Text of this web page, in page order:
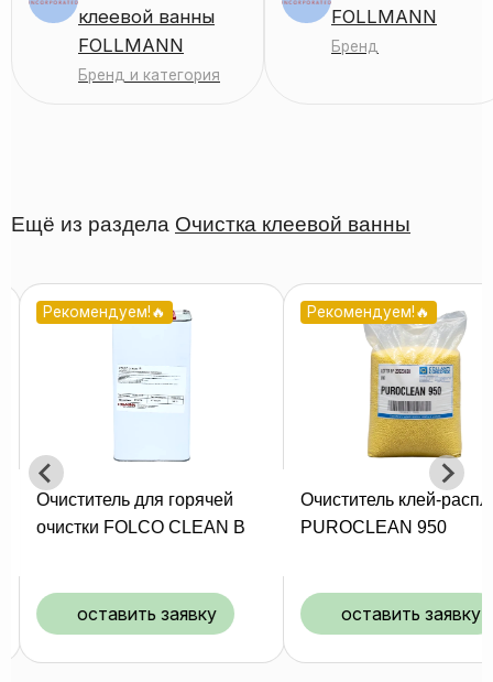
клеевой ванны
FOLLMANN
Бренд и категория
FOLLMANN
Бренд
Ещё из раздела Очистка клеевой ванны
Рекомендуем!🔥
Очиститель для горячей
очистки FOLCO CLEAN B
оставить заявку
Рекомендуем!🔥
Очиститель клей-
PUROCLEAN 950
оставить заявку